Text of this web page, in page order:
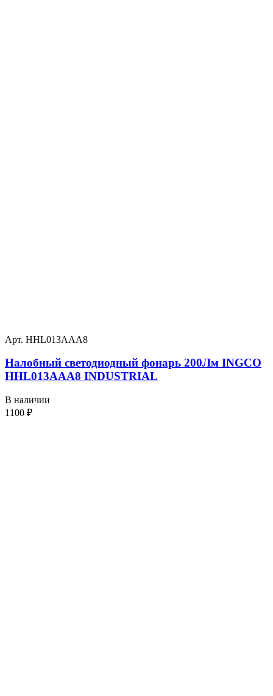
Арт. HHL013AAA8
Налобный светодиодный фонарь 200Лм INGCO
HHL013AAA8 INDUSTRIAL
В наличии
1100 ₽